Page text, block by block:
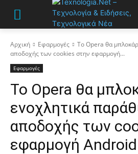
Αρχική Εφαρμογές
Το Opera θα
αποδοχής των cookies στην εφαρμογή...
Εφαρμογές
Το Opera θα
ενοχλητικά
αποδοχής των
εφαρμογή Android